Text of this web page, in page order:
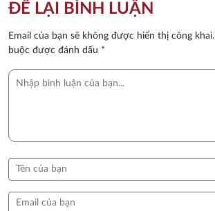
ĐỂ LẠI BÌNH LUẬN
Email của bạn sẽ không được hiển thị công khai.
buộc được đánh dấu *